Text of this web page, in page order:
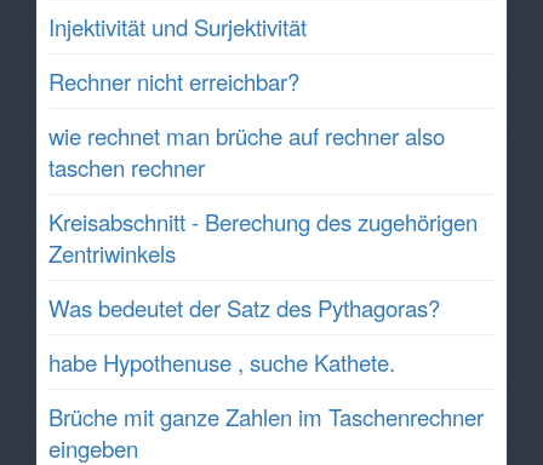
Injektivität und Surjektivität
Rechner nicht erreichbar?
wie rechnet man brüche auf rechner also
taschen rechner
Kreisabschnitt - Berechung des zugehörigen
Zentriwinkels
Was bedeutet der Satz des Pythagoras?
habe Hypothenuse , suche Kathete.
Brüche mit ganze Zahlen im Taschenrechner
eingeben